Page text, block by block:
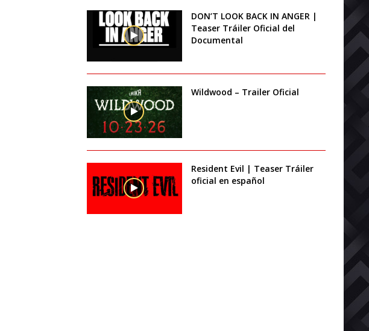
DON’T LOOK BACK IN ANGER |
Teaser Tráiler Oficial del
Documental
Wildwood – Trailer Oficial
Resident Evil | Teaser Tráiler
oficial en español